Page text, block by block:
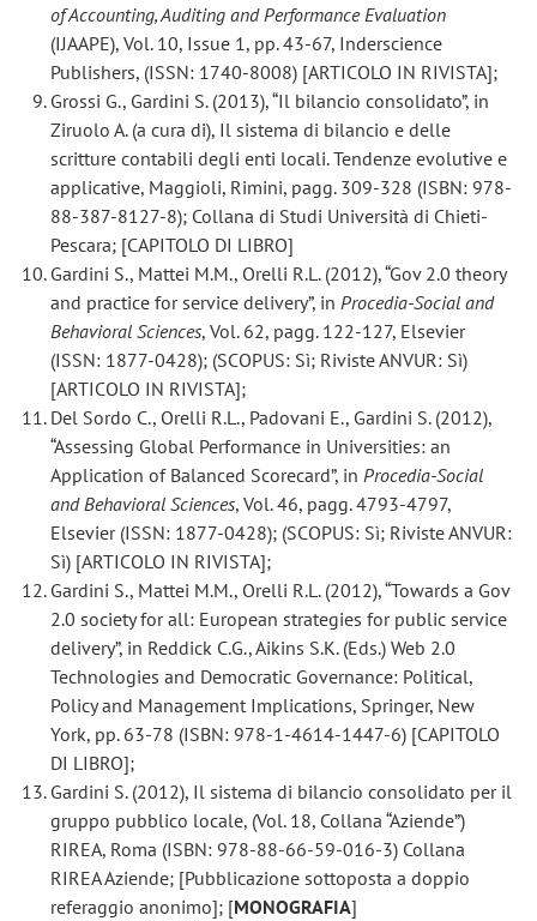
of Accounting, Auditing and Performance Evaluation
(IJAAPE), Vol. 10, Issue 1, pp. 43-67, Inderscience
Publishers, (ISSN: 1740-8008) [ARTICOLO IN RIVISTA];
Grossi G., Gardini S. (2013), “Il bilancio consolidato”, in
Ziruolo A. (a cura di), Il sistema di bilancio e delle
scritture contabili degli enti locali. Tendenze evolutive e
applicative, Maggioli, Rimini, pagg. 309-328 (ISBN: 978-
88-387-8127-8); Collana di Studi Università di Chieti-
Pescara; [CAPITOLO DI LIBRO]
Gardini S., Mattei M.M., Orelli R.L. (2012), “Gov 2.0 theory
and practice for service delivery”, inProcedia-Social and
Behavioral Sciences, Vol. 62, pagg. 122-127, Elsevier
(ISSN: 1877-0428); (SCOPUS: Sì; Riviste ANVUR: Sì)
[ARTICOLO IN RIVISTA];
Del Sordo C., Orelli R.L., Padovani E., Gardini S. (2012),
“Assessing Global Performance in Universities: an
Application of Balanced Scorecard”, inProcedia-Social
and Behavioral Sciences, Vol. 46, pagg. 4793-4797,
Elsevier (ISSN: 1877-0428); (SCOPUS: Sì; Riviste ANVUR:
Sì) [ARTICOLO IN RIVISTA];
Gardini S., Mattei M.M., Orelli R.L. (2012), “Towards a Gov
2.0 society for all: European strategies for public service
delivery”, in Reddick C.G., Aikins S.K. (Eds.) Web 2.0
Technologies and Democratic Governance: Political,
Policy and Management Implications, Springer, New
York, pp. 63-78 (ISBN: 978-1-4614-1447-6) [CAPITOLO
DI LIBRO];
Gardini S. (2012), Il sistema di bilancio consolidato per il
gruppo pubblico locale, (Vol. 18, Collana “Aziende”)
RIREA, Roma (ISBN: 978-88-66-59-016-3) Collana
RIREA Aziende; [Pubblicazione sottoposta a doppio
referaggio anonimo]; [MONOGRAFIA]